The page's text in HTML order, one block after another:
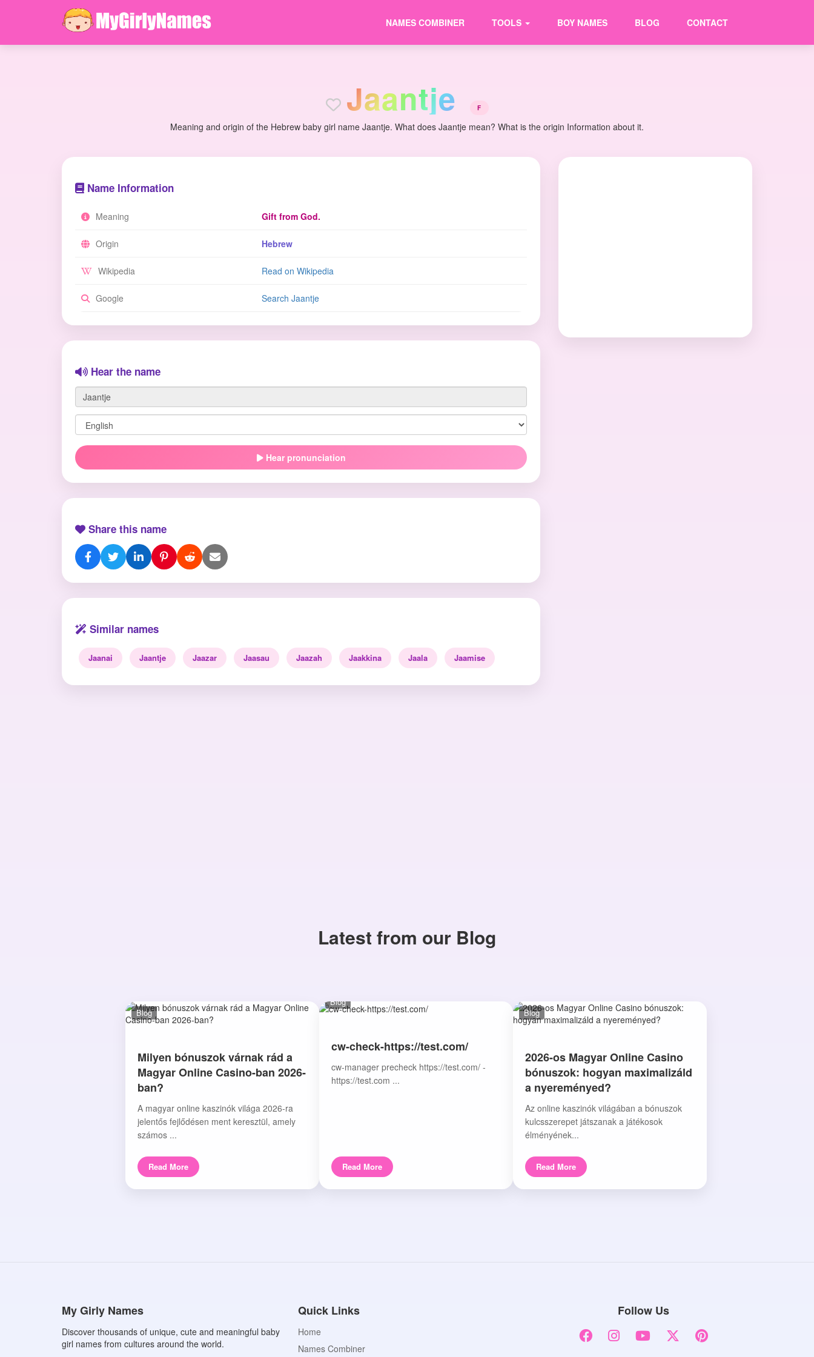
NAMES COMBINER TOOLS BOY NAMES BLOG CONTACT
Jaantje F
Meaning and origin of the Hebrew baby girl name Jaantje. What does Jaantje mean? What is the origin Information about it.
Name Information
Meaning Gift from God.
Origin Hebrew
Wikipedia Read on Wikipedia
Google Search Jaantje
Hear the name
Hear pronunciation
Share this name
Similar names
Jaanai Jaantje Jaazar Jaasau Jaazah Jaakkina Jaala Jaamise
Latest from our Blog
Blog
Milyen bónuszok várnak rád a
Magyar Online Casino-ban 2026-
ban?
A magyar online kaszinók világa 2026-ra
jelentős fejlődésen ment keresztül, amely
számos ...
Read More
Blog
cw-check-https://test.com/
cw-manager precheck https://test.com/ -
https://test.com ...
Read More
Blog
2026-os Magyar Online Casino
bónuszok: hogyan maximalizáld
a nyereményed?
Az online kaszinók világában a bónuszok
kulcsszerepet játszanak a játékosok
élményének...
Read More
My Girly Names
Discover thousands of unique, cute and meaningful baby
girl names from cultures around the world.
Quick Links
Home
Names Combiner
Follow Us